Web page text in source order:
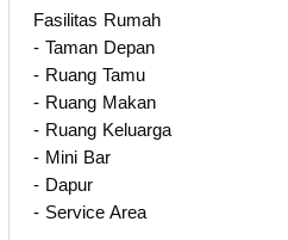
Fasilitas Rumah
- Taman Depan
- Ruang Tamu
- Ruang Makan
- Ruang Keluarga
- Mini Bar
- Dapur
- Service Area